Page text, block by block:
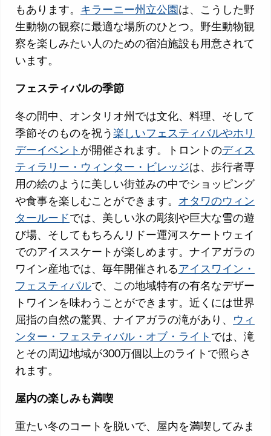
もあります。 キラーニー州立公園は、こうした野
生動物の観察に最適な場所のひとつ。野生動物観
察を楽しみたい人のための宿泊施設も用意されて
います。
フェスティバルの季節
冬の間中、オンタリオ州では文化、料理、そして
季節そのものを祝う楽しいフェスティバルやホリ
デーイベント が開催されます。トロントのディス
ティラリー・ウィンター・ビレッジは、歩行者専
用の絵のように美しい街並みの中でショッピング
や食事を楽しむことができます。 オタワのウィン
タールードでは、美しい氷の彫刻や巨大な雪の遊
び場、そしてもちろんリドー運河スケートウェイ
でのアイススケートが楽しめます。ナイアガラの
ワイン産地では、毎年開催されるアイスワイン・
フェスティバルで、この地域特有の有名なデザー
トワインを味わうことができます。近くには世界
屈指の自然の驚異、ナイアガラの滝があり、 ウィ
ンター・フェスティバル・オブ・ライト では、滝
とその周辺地域が300万個以上のライトで照らさ
れます。
屋内の楽しみも満喫
重たい冬のコートを脱いで、屋内を満喫してみま